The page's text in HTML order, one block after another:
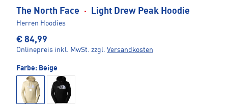
The North Face · Light Drew Peak Hoodie
Herren Hoodies
€ 84,99
Onlinepreis inkl. MwSt. zzgl. Versandkosten
Farbe: Beige